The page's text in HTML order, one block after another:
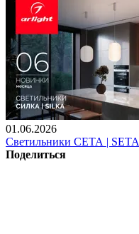
01.06.2026
Светильники СЕТА | SETA
Поделиться